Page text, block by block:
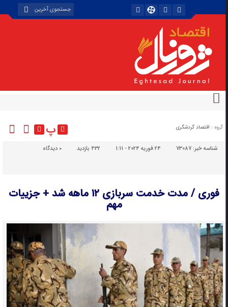
گروه : اقتصاد گردشگری پ
شناسه خبر:73087 24 فوریه 2024 - 1:11 432 بازدید دیدگاه
فوری / مدت خدمت سربازی ۱۲ ماهه شد + جزییات
مهم